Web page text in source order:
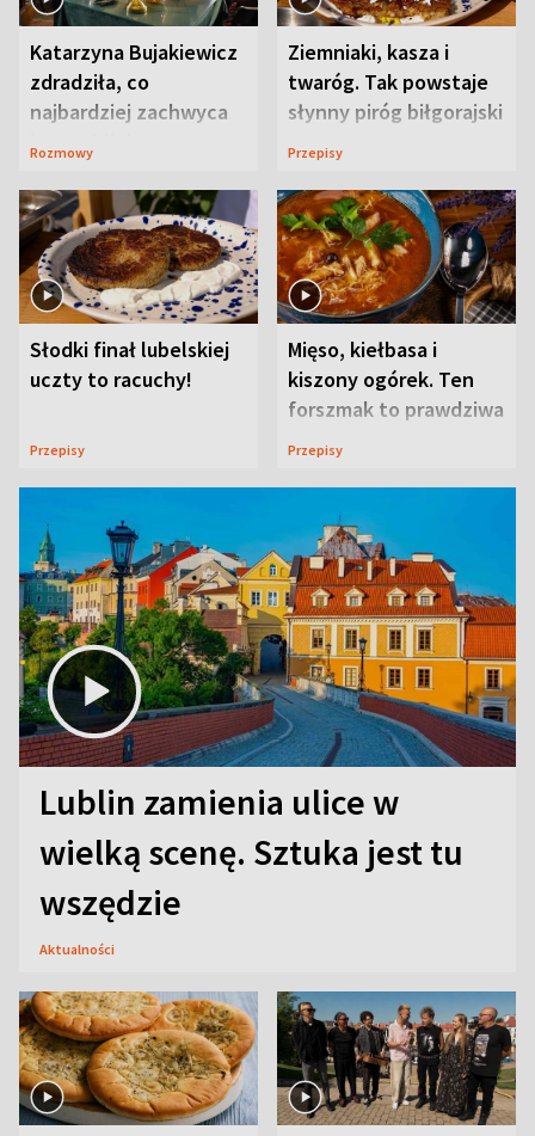
Katarzyna Bujakiewicz
zdradziła, co
najbardziej zachwyca
ją w Lublinie
Rozmowy
Ziemniaki, kasza i
twaróg. Tak powstaje
słynny piróg biłgorajski
Przepisy
Słodki finał lubelskiej
uczty to racuchy!
Przepisy
Mięso, kiełbasa i
kiszony ogórek. Ten
forszmak to prawdziwa
uczta
Przepisy
Lublin zamienia ulice w
wielką scenę. Sztuka jest tu
wszędzie
Aktualności